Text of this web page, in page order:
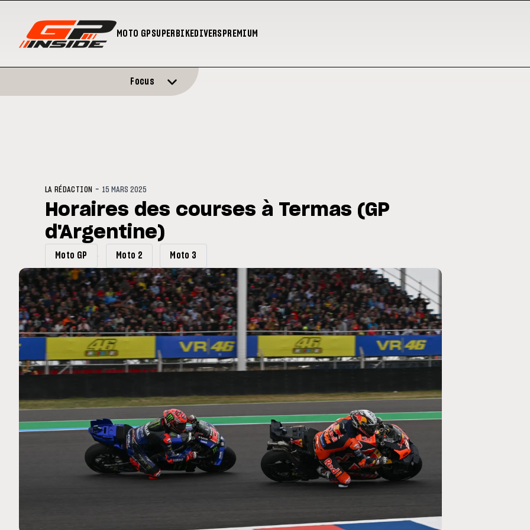
MOTO GPSUPERBIKEDIVERS PREMIUM
club spécial dans
MOTO GP
Silverstone : Horaires et Programme du GP de
Grande-Bretagne
MOTO GP
Zarco évite l'opération et vise un
septembre
Focus
LA RÉDACTION - 15 MARS 2025
Horaires des courses à Termas (GP
d'Argentine)
Moto GP Moto 2 Moto 3